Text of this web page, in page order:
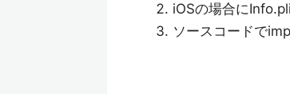
iOSの場合に
ソースコードで